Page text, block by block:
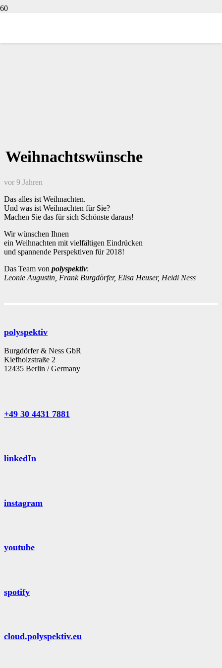
Weihnachtswünsche
vor 9 Jahren
Das alles ist Weihnachten.
Und was ist Weihnachten für Sie?
Machen Sie das für sich Schönste daraus!
Wir wünschen Ihnen
ein Weihnachten mit vielfältigen Eindrücken
und spannende Perspektiven für 2018!
Das Team von polyspektiv:
Leonie Augustin, Frank Burgdörfer, Elisa Heuser, Heidi Ness
polyspektiv
Burgdörfer & Ness GbR
Kiefholzstraße 2
12435 Berlin / Germany
+49 30 4431 7881
linkedIn
instagram
youtube
spotify
cloud.polyspektiv.eu